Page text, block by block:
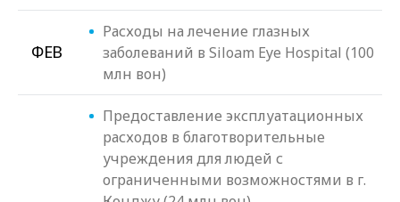
ФЕВ
Расходы на лечение глазных
заболеваний в Siloam Eye Hospital (100
млн вон)
Предоставление эксплуатационных
расходов в благотворительные
учреждения для людей с
ограниченными возможностями в г.